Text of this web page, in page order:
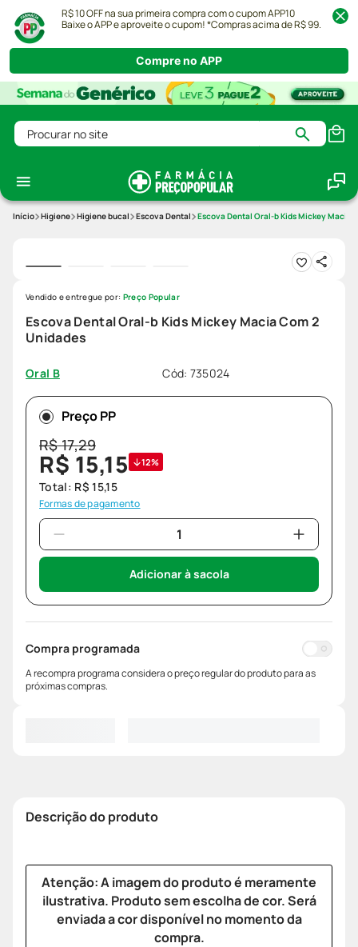
R$ 10 OFF na sua primeira compra com o cupom APP10
Baixe o APP e aproveite o cupom! *Compras acima de R$ 99.
Compre no APP
Procurar no site
Higiene Higiene bucal Escova Dental Escova Dental Oral-b Kids Mickey Macia
Escova Dental Oral-b Kids Mickey Macia Com 2
Unidades
Oral B Cód: 735024
Vendido e entregue por: Preço Popular
Preço PP
R$17,29
R$ 15,15 12%
Total: R$ 15,15
Formas de pagamento
Adicionar à sacola
Compra programada
A recompra programa considera o preço regular do produto para as
próximas compras.
Descrição do produto
Atenção: A imagem do produto é meramente
ilustrativa. Produto sem escolha de cor. Será
enviada a cor disponível no momento da
compra.